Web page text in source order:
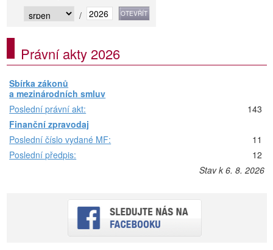
/
Právní akty 2026
Sbírka zákonů
a mezinárodních smluv
Poslední právní akt:
143
Finanční zpravodaj
Poslední číslo vydané MF:
11
Poslední předpis:
12
Stav k 6. 8. 2026